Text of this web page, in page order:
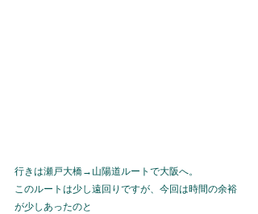
行きは瀬戸大橋→山陽道ルートで大阪へ。
このルートは少し遠回りですが、今回は時間の余裕
が少しあったのと